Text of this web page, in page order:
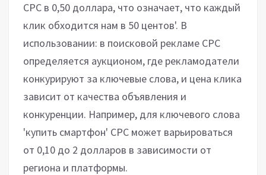
CPC в 0,50 доллара, что означает, что каждый
клик обходится нам в 50 центов'. В
использовании: в поисковой рекламе CPC
определяется аукционом, где рекламодатели
конкурируют за ключевые слова, и цена клика
зависит от качества объявления и
конкуренции. Например, для ключевого слова
'купить смартфон' CPC может варьироваться
от 0,10 до 2 долларов в зависимости от
региона и платформы.